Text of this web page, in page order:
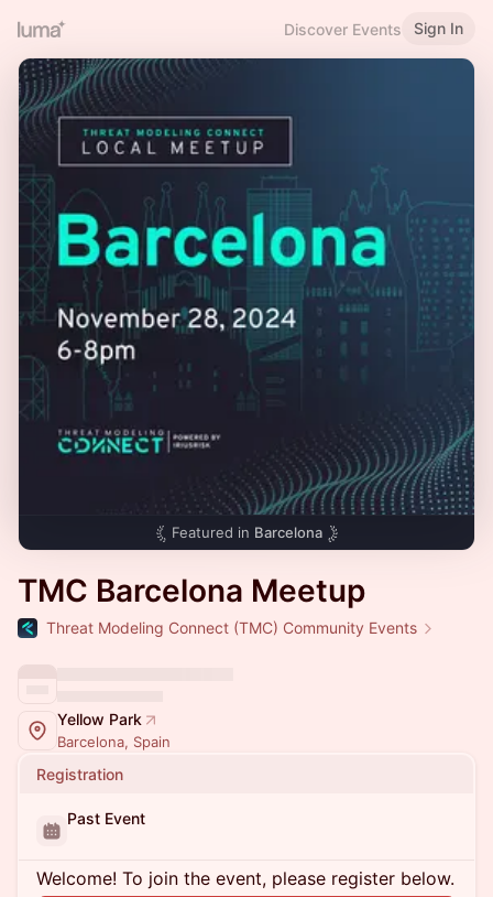
Discover Events Sign In
Featured in Barcelona
TMC Barcelona Meetup
Threat Modeling Connect (TMC) Community Events
Yellow Park
Barcelona, Spain
Registration
Past Event
Welcome! To join the event, please register below.